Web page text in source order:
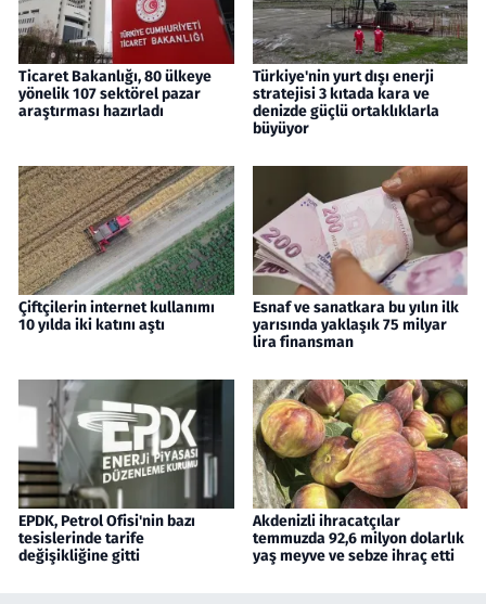
Ticaret Bakanlığı, 80 ülkeye
yönelik 107 sektörel pazar
araştırması hazırladı
Türkiye'nin yurt dışı enerji
stratejisi 3 kıtada kara ve
denizde güçlü ortaklıklarla
büyüyor
Çiftçilerin internet kullanımı
10 yılda iki katını aştı
Esnaf ve sanatkara bu yılın ilk
yarısında yaklaşık 75 milyar
lira finansman
EPDK, Petrol Ofisi'nin bazı
tesislerinde tarife
değişikliğine gitti
Akdenizli ihracatçılar
temmuzda 92,6 milyon dolarlık
yaş meyve ve sebze ihraç etti